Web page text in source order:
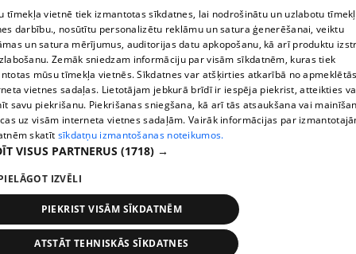
Commenting terms
TV program
Contract rules
360 Ziņu kontakti
Helio Media
Vortal assistance service: e-mail -
All rights reserved.
tīmekļa vietnē tiek izmantotas sīkdatnes, lai nodrošinātu un uzlabotu
darbību., nosūtītu personalizētu reklāmu un satura ģenerēšanai, veiktu
un satura mērījumus, auditorijas datu apkopošanu, kā arī produktu
Zemāk sniedzam informāciju par visām sīkdatnēm, kuras tiek
mūsu tīmekļa vietnēs. Sīkdatnes var atšķirties atkarībā no
vietnes sadaļas. Lietotājam jebkurā brīdī ir iespēja piekrist, atteikties
savu piekrišanu. Piekrišanas sniegšana, kā arī tās atsaukšana vai
uz visām interneta vietnes sadaļām. Vairāk informācijas par
skatīt sīkdatņu izmantošanas noteikumos.
VISUS PARTNERUS (1718) →
IZVĒLI
PIEKRIST VISĀM SĪKDATNĒM
ATSTĀT TEHNISKĀS SĪKDATNES